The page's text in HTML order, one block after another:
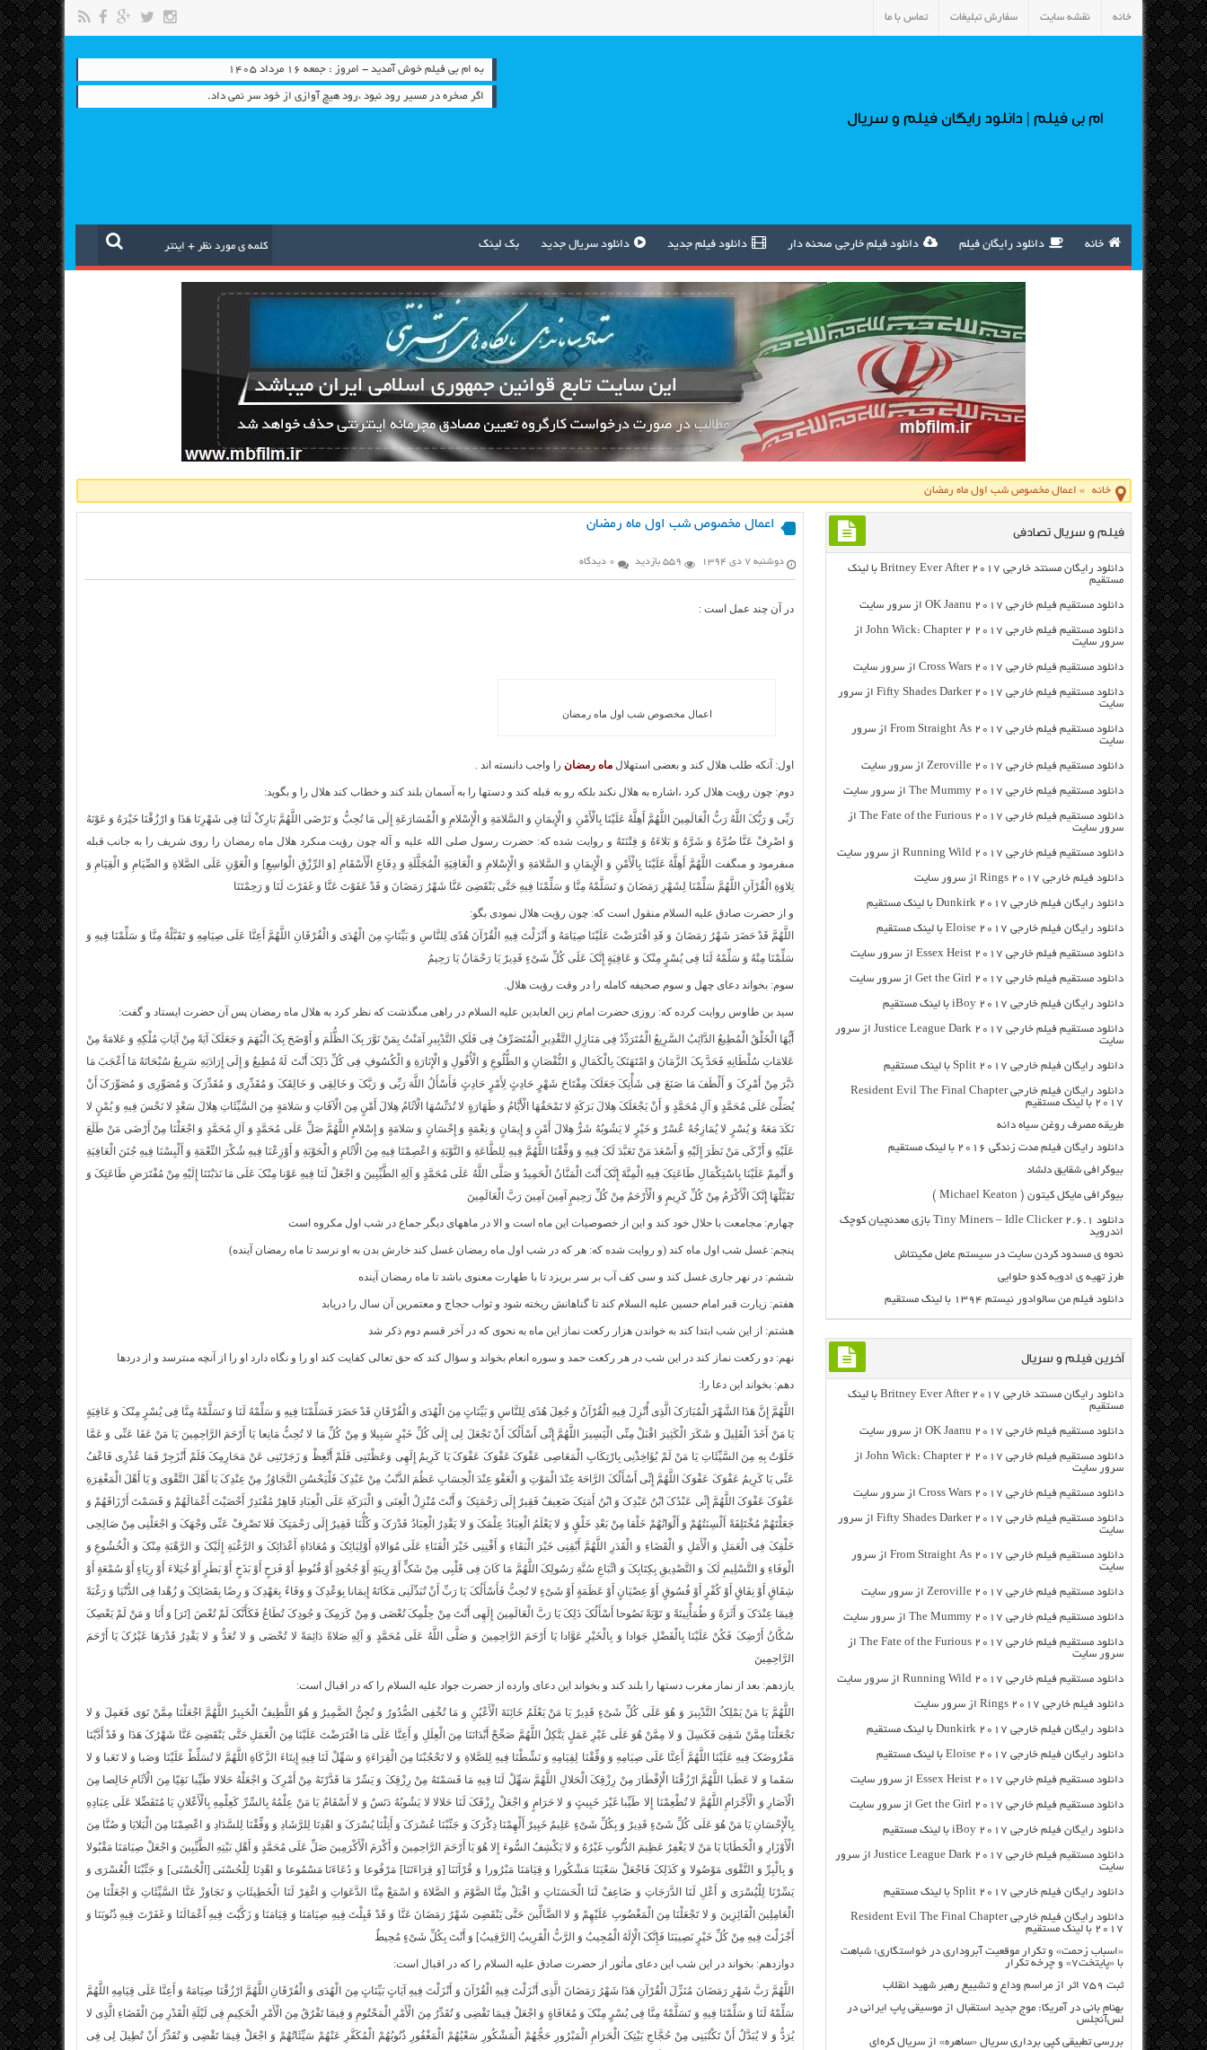
خانه نقشه سایت سفارش تبلیغات تماس با ما
ام بی فیلم | دانلود رایگان فیلم و سریال
به ام بی فیلم خوش آمدید - امروز : جمعه ۱۶ مرداد ۱۴۰۵
اگر صخره در مسیر رود نبود ،رود هیچ آوازی از خود سر نمی داد.
خانه دانلود رایگان فیلم دانلود فیلم خارجی صحنه دار دانلود فیلم جدید دانلود سریال جدید بک لینک
خانه » اعمال مخصوص شب اول ماه رمضان
اعمال مخصوص شب اول ماه رمضان
دوشنبه ۷ دی ۱۳۹۴ 559 بازدید 0 دیدگاه
در آن چند عمل است :
اعمال مخصوص شب اول ماه رمضان
اول: آنکه طلب هلال کند و بعضى استهلال ماه رمضانرا واجب دانسته ‏اند .
دوم: چون رؤیت هلال کرد ،اشاره به هلال نکند بلکه رو به قبله کند و دستها را به آسمان بلند کند و خطاب کند هلال را و بگوید:
رَبِّی وَ رَبُّکَ اللَّهُ رَبُّ الْعَالَمِینَ اللَّهُمَّ أَهِلَّهُ عَلَیْنَا بِالْأَمْنِ وَ الْإِیمَانِ وَ السَّلامَةِ وَ الْإِسْلامِ وَ الْمُسَارَعَةِ إِلَى مَا تُحِبُّ وَ تَرْضَى اللَّهُمَّ بَارِکْ لَنَا فِی شَهْرِنَا هَذَا وَ ارْزُقْنَا خَیْرَهُ وَ عَوْنَهُ
وَ اصْرِفْ عَنَّا ضُرَّهُ وَ شَرَّهُ وَ بَلاءَهُ وَ فِتْنَتَهُ و روایت شده که: حضرت رسول صلى الله علیه و آله چون رؤیت مى‏کرد هلال ماه رمضان را روى شریف را به جانب قبله
مى‏فرمود و مى‏گفت اللَّهُمَّ أَهِلَّهُ عَلَیْنَا بِالْأَمْنِ وَ الْإِیمَانِ وَ السَّلامَةِ وَ الْإِسْلامِ وَ الْعَافِیَةِ الْمُجَلَّلَةِ وَ دِفَاعِ الْأَسْقَامِ [وَ الرِّزْقِ الْوَاسِعِ‏] وَ الْعَوْنِ عَلَى الصَّلاةِ وَ الصِّیَامِ وَ الْقِیَامِ وَ
تِلاوَةِ الْقُرْآنِ اللَّهُمَّ سَلِّمْنَا لِشَهْرِ رَمَضَانَ وَ تَسَلَّمْهُ مِنَّا وَ سَلِّمْنَا فِیهِ حَتَّى یَنْقَضِیَ عَنَّا شَهْرُ رَمَضَانَ وَ قَدْ عَفَوْتَ عَنَّا وَ غَفَرْتَ لَنَا وَ رَحِمْتَنَا
و از حضرت صادق علیه السلام منقول است که: چون رؤیت هلال نمودى بگو:
اللَّهُمَّ قَدْ حَضَرَ شَهْرُ رَمَضَانَ وَ قَدِ افْتَرَضْتَ عَلَیْنَا صِیَامَهُ وَ أَنْزَلْتَ فِیهِ الْقُرْآنَ هُدًى لِلنَّاسِ وَ بَیِّنَاتٍ مِنَ الْهُدَى وَ الْفُرْقَانِ اللَّهُمَّ أَعِنَّا عَلَى صِیَامِهِ وَ تَقَبَّلْهُ مِنَّا وَ سَلِّمْنَا فِیهِ وَ
سَلِّمْنَا مِنْهُ وَ سَلِّمْهُ لَنَا فِی یُسْرٍ مِنْکَ وَ عَافِیَةٍ إِنَّکَ عَلَى کُلِّ شَیْ‏ءٍ قَدِیرٌ یَا رَحْمَانُ یَا رَحِیمُ
سوم: بخواند دعاى چهل و سوم صحیفه کامله را در وقت رؤیت هلال.
سید بن طاوس روایت کرده که: روزى حضرت امام زین العابدین علیه السلام در راهى مى‏گذشت که نظر کرد به هلال ماه رمضان پس آن حضرت ایستاد و گفت:
أَیُّهَا الْخَلْقُ الْمُطِیعُ الدَّائِبُ السَّرِیعُ الْمُتَرَدِّدُ فِی مَنَازِلِ التَّقْدِیرِ الْمُتَصَرِّفُ فِی فَلَکِ التَّدْبِیرِ آمَنْتُ بِمَنْ نَوَّرَ بِکَ الظُّلَمَ وَ أَوْضَحَ بِکَ الْبُهَمَ وَ جَعَلَکَ آیَةً مِنْ آیَاتِ مُلْکِهِ وَ عَلامَةً مِنْ
عَلامَاتِ سُلْطَانِهِ فَحَدَّ بِکَ الزَّمَانَ وَ امْتَهَنَکَ بِالْکَمَالِ وَ النُّقْصَانِ وَ الطُّلُوعِ وَ الْأُفُولِ وَ الْإِنَارَةِ وَ الْکُسُوفِ فِی کُلِّ ذَلِکَ أَنْتَ لَهُ مُطِیعٌ وَ إِلَى إِرَادَتِهِ سَرِیعٌ سُبْحَانَهُ مَا أَعْجَبَ مَا
دَبَّرَ مِنْ أَمْرِکَ وَ أَلْطَفَ مَا صَنَعَ فِی شَأْنِکَ جَعَلَکَ مِفْتَاحَ شَهْرٍ حَادِثٍ لِأَمْرٍ حَادِثٍ فَأَسْأَلُ اللَّهَ رَبِّی وَ رَبَّکَ وَ خَالِقِی وَ خَالِقَکَ وَ مُقَدِّرِی وَ مُقَدِّرَکَ وَ مُصَوِّرِی وَ مُصَوِّرَکَ أَنْ
یُصَلِّیَ عَلَى مُحَمَّدٍ وَ آلِ مُحَمَّدٍ وَ أَنْ یَجْعَلَکَ هِلالَ بَرَکَةٍ لا تَمْحَقُهَا الْأَیَّامُ وَ طَهَارَةٍ لا تُدَنِّسُهَا الْآثَامُ هِلالَ أَمْنٍ مِنَ الْآفَاتِ وَ سَلامَةٍ مِنَ السَّیِّئَاتِ هِلالَ سَعْدٍ لا نَحْسَ فِیهِ وَ یُمْنٍ لا
نَکَدَ مَعَهُ وَ یُسْرٍ لا یُمَازِجُهُ عُسْرٌ وَ خَیْرٍ لا یَشُوبُهُ شَرٌّ هِلالَ أَمْنٍ وَ إِیمَانٍ وَ نِعْمَةٍ وَ إِحْسَانٍ وَ سَلامَةٍ وَ إِسْلامٍ اللَّهُمَّ صَلِّ عَلَى مُحَمَّدٍ وَ آلِ مُحَمَّدٍ وَ اجْعَلْنَا مِنْ أَرْضَى مَنْ طَلَعَ
عَلَیْهِ وَ أَزْکَى مَنْ نَظَرَ إِلَیْهِ وَ أَسْعَدَ مَنْ تَعَبَّدَ لَکَ فِیهِ وَ وَفِّقْنَا اللَّهُمَّ فِیهِ لِلطَّاعَةِ وَ التَّوْبَةِ وَ اعْصِمْنَا فِیهِ مِنَ الْآثَامِ وَ الْحَوْبَةِ وَ أَوْزِعْنَا فِیهِ شُکْرَ النِّعْمَةِ وَ أَلْبِسْنَا فِیهِ جُنَنَ الْعَافِیَةِ
وَ أَتْمِمْ عَلَیْنَا بِاسْتِکْمَالِ طَاعَتِکَ فِیهِ الْمِنَّةَ إِنَّکَ أَنْتَ الْمَنَّانُ الْحَمِیدُ وَ صَلَّى اللَّهُ عَلَى مُحَمَّدٍ وَ آلِهِ الطَّیِّبِینَ وَ اجْعَلْ لَنَا فِیهِ عَوْنا مِنْکَ عَلَى مَا نَدَبْتَنَا إِلَیْهِ مِنْ مُفْتَرَضِ طَاعَتِکَ وَ
تَقَبَّلْهَا إِنَّکَ الْأَکْرَمُ مِنْ کُلِّ کَرِیمٍ وَ الْأَرْحَمُ مِنْ کُلِّ رَحِیمٍ آمِینَ آمِینَ رَبَّ الْعَالَمِینَ
چهارم: مجامعت با حلال خود کند و این از خصوصیات این ماه است و الا در ماه‏هاى دیگر جماع در شب اول مکروه است
پنجم: غسل شب اول ماه کند (و روایت شده که: هر که در شب اول ماه رمضان غسل کند خارش بدن به او نرسد تا ماه رمضان آینده)
ششم: در نهر جارى غسل کند و سى کف آب بر سر بریزد تا با طهارت معنوى باشد تا ماه رمضان آینده
هفتم: زیارت قبر امام حسین علیه السلام کند تا گناهانش ریخته شود و ثواب حجاج و معتمرین آن سال را دریابد
هشتم: از این شب ابتدا کند به خواندن هزار رکعت نماز این ماه به نحوى که در آخر قسم دوم ذکر شد
نهم: دو رکعت نماز کند در این شب در هر رکعت حمد و سوره انعام بخواند و سؤال کند که حق تعالى کفایت کند او را و نگاه دارد او را از آنچه مى‏ترسد و از دردها
دهم: بخواند این دعا را:
اللَّهُمَّ إِنَّ هَذَا الشَّهْرَ الْمُبَارَکَ الَّذِی أُنْزِلَ فِیهِ الْقُرْآنُ وَ جُعِلَ هُدًى لِلنَّاسِ وَ بَیِّنَاتٍ مِنَ الْهُدَى وَ الْفُرْقَانِ قَدْ حَضَرَ فَسَلِّمْنَا فِیهِ وَ سَلِّمْهُ لَنَا وَ تَسَلَّمْهُ مِنَّا فِی یُسْرٍ مِنْکَ وَ عَافِیَةٍ
یَا مَنْ أَخَذَ الْقَلِیلَ وَ شَکَرَ الْکَثِیرَ اقْبَلْ مِنِّی الْیَسِیرَ اللَّهُمَّ إِنِّی أَسْأَلُکَ أَنْ تَجْعَلَ لِی إِلَى کُلِّ خَیْرٍ سَبِیلا وَ مِنْ کُلِّ مَا لا تُحِبُّ مَانِعا یَا أَرْحَمَ الرَّاحِمِینَ یَا مَنْ عَفَا عَنِّی وَ عَمَّا
خَلَوْتُ بِهِ مِنَ السَّیِّئَاتِ یَا مَنْ لَمْ یُؤَاخِذْنِی بِارْتِکَابِ الْمَعَاصِی عَفْوَکَ عَفْوَکَ عَفْوَکَ یَا کَرِیمُ إِلَهِی وَعَظْتَنِی فَلَمْ أَتَّعِظْ وَ زَجَرْتَنِی عَنْ مَحَارِمِکَ فَلَمْ أَنْزَجِرْ فَمَا عُذْرِی فَاعْفُ
عَنِّی یَا کَرِیمُ عَفْوَکَ عَفْوَکَ اللَّهُمَّ إِنِّی أَسْأَلُکَ الرَّاحَةَ عِنْدَ الْمَوْتِ وَ الْعَفْوَ عِنْدَ الْحِسَابِ عَظُمَ الذَّنْبُ مِنْ عَبْدِکَ فَلْیَحْسُنِ التَّجَاوُزُ مِنْ عِنْدِکَ یَا أَهْلَ التَّقْوَى وَ یَا أَهْلَ الْمَغْفِرَةِ
عَفْوَکَ عَفْوَکَ اللَّهُمَّ إِنِّی عَبْدُکَ ابْنُ عَبْدِکَ وَ ابْنُ أَمَتِکَ ضَعِیفٌ فَقِیرٌ إِلَى رَحْمَتِکَ وَ أَنْتَ مُنْزِلُ الْغِنَى وَ الْبَرَکَةِ عَلَى الْعِبَادِ قَاهِرٌ مُقْتَدِرٌ أَحْصَیْتَ أَعْمَالَهُمْ وَ قَسَمْتَ أَرْزَاقَهُمْ وَ
جَعَلْتَهُمْ مُخْتَلِفَةً أَلْسِنَتُهُمْ وَ أَلْوَانُهُمْ خَلْقا مِنْ بَعْدِ خَلْقٍ وَ لا یَعْلَمُ الْعِبَادُ عِلْمَکَ وَ لا یَقْدِرُ الْعِبَادُ قَدْرَکَ وَ کُلُّنَا فَقِیرٌ إِلَى رَحْمَتِکَ فَلا تَصْرِفْ عَنِّی وَجْهَکَ وَ اجْعَلْنِی مِنْ صَالِحِی
خَلْقِکَ فِی الْعَمَلِ وَ الْأَمَلِ وَ الْقَضَاءِ وَ الْقَدَرِ اللَّهُمَّ أَبْقِنِی خَیْرَ الْبَقَاءِ وَ أَفْنِنِی خَیْرَ الْفَنَاءِ عَلَى مُوَالاةِ أَوْلِیَائِکَ وَ مُعَادَاةِ أَعْدَائِکَ وَ الرَّغْبَةِ إِلَیْکَ وَ الرَّهْبَةِ مِنْکَ وَ الْخُشُوعِ وَ
الْوَفَاءِ وَ التَّسْلِیمِ لَکَ وَ التَّصْدِیقِ بِکِتَابِکَ وَ اتِّبَاعِ سُنَّةِ رَسُولِکَ اللَّهُمَّ مَا کَانَ فِی قَلْبِی مِنْ شَکٍّ أَوْ رِیبَةٍ أَوْ جُحُودٍ أَوْ قُنُوطٍ أَوْ فَرَحٍ أَوْ بَذَخٍ أَوْ بَطَرٍ أَوْ خُیَلاءَ أَوْ رِیَاءٍ أَوْ سُمْعَةٍ أَوْ
شِقَاقٍ أَوْ نِفَاقٍ أَوْ کُفْرٍ أَوْ فُسُوقٍ أَوْ عِصْیَانٍ أَوْ عَظَمَةٍ أَوْ شَیْ‏ءٍ لا تُحِبُّ فَأَسْأَلُکَ یَا رَبِّ أَنْ تُبَدِّلَنِی مَکَانَهُ إِیمَانا بِوَعْدِکَ وَ وَفَاءً بِعَهْدِکَ وَ رِضًا بِقَضَائِکَ وَ زُهْدا فِی الدُّنْیَا وَ رَغْبَةً
فِیمَا عِنْدَکَ وَ أَثَرَةً وَ طُمَأْنِینَةً وَ تَوْبَةً نَصُوحا أَسْأَلُکَ ذَلِکَ یَا رَبَّ الْعَالَمِینَ إِلَهِی أَنْتَ مِنْ حِلْمِکَ تُعْصَى وَ مِنْ کَرَمِکَ وَ جُودِکَ تُطَاعُ فَکَأَنَّکَ لَمْ تُعْصَ [تَرَ] وَ أَنَا وَ مَنْ لَمْ یَعْصِکَ
سُکَّانُ أَرْضِکَ فَکُنْ عَلَیْنَا بِالْفَضْلِ جَوَادا وَ بِالْخَیْرِ عَوَّادا یَا أَرْحَمَ الرَّاحِمِینَ وَ صَلَّى اللَّهُ عَلَى مُحَمَّدٍ وَ آلِهِ صَلاةً دَائِمَةً لا تُحْصَى وَ لا تُعَدُّ وَ لا یَقْدِرُ قَدْرَهَا غَیْرُکَ یَا أَرْحَمَ
الرَّاحِمِینَ
یازدهم: بعد از نماز مغرب دستها را بلند کند و بخواند این دعاى وارده از حضرت جواد علیه السلام را که در اقبال است:
اللَّهُمَّ یَا مَنْ یَمْلِکُ التَّدْبِیرَ وَ هُوَ عَلَى کُلِّ شَیْ‏ءٍ قَدِیرٌ یَا مَنْ یَعْلَمُ خَائِنَةَ الْأَعْیُنِ وَ مَا تُخْفِی الصُّدُورُ وَ تُجِنُّ الضَّمِیرُ وَ هُوَ اللَّطِیفُ الْخَبِیرُ اللَّهُمَّ اجْعَلْنَا مِمَّنْ نَوَى فَعَمِلَ وَ لا
تَجْعَلْنَا مِمَّنْ شَقِیَ فَکَسِلَ وَ لا مِمَّنْ هُوَ عَلَى غَیْرِ عَمَلٍ یَتَّکِلُ اللَّهُمَّ صَحِّحْ أَبْدَانَنَا مِنَ الْعِلَلِ وَ أَعِنَّا عَلَى مَا افْتَرَضْتَ عَلَیْنَا مِنَ الْعَمَلِ حَتَّى یَنْقَضِیَ عَنَّا شَهْرُکَ هَذَا وَ قَدْ أَدَّیْنَا
مَفْرُوضَکَ فِیهِ عَلَیْنَا اللَّهُمَّ أَعِنَّا عَلَى صِیَامِهِ وَ وَفِّقْنَا لِقِیَامِهِ وَ نَشِّطْنَا فِیهِ لِلصَّلاةِ وَ لا تَحْجُبْنَا مِنَ الْقِرَاءَةِ وَ سَهِّلْ لَنَا فِیهِ إِیتَاءَ الزَّکَاةِ اللَّهُمَّ لا تُسَلِّطْ عَلَیْنَا وَصَبا وَ لا تَعَبا وَ لا
سَقَما وَ لا عَطَبا اللَّهُمَّ ارْزُقْنَا الْإِفْطَارَ مِنْ رِزْقِکَ الْحَلالِ اللَّهُمَّ سَهِّلْ لَنَا فِیهِ مَا قَسَمْتَهُ مِنْ رِزْقِکَ وَ یَسِّرْ مَا قَدَّرْتَهُ مِنْ أَمْرِکَ وَ اجْعَلْهُ حَلالا طَیِّبا نَقِیّا مِنَ الْآثَامِ خَالِصا مِنَ
الْآصَارِ وَ الْأَجْرَامِ اللَّهُمَّ لا تُطْعِمْنَا إِلا طَیِّبا غَیْرَ خَبِیثٍ وَ لا حَرَامٍ وَ اجْعَلْ رِزْقَکَ لَنَا حَلالا لا یَشُوبُهُ دَنَسٌ وَ لا أَسْقَامٌ یَا مَنْ عِلْمُهُ بِالسِّرِّ کَعِلْمِهِ بِالْأَعْلانِ یَا مُتَفَضِّلا عَلَى عِبَادِهِ
بِالْإِحْسَانِ یَا مَنْ هُوَ عَلَى کُلِّ شَیْ‏ءٍ قَدِیرٌ وَ بِکُلِّ شَیْ‏ءٍ عَلِیمٌ خَبِیرٌ أَلْهِمْنَا ذِکْرَکَ وَ جَنِّبْنَا عُسْرَکَ وَ أَنِلْنَا یُسْرَکَ وَ اهْدِنَا لِلرَّشَادِ وَ وَفِّقْنَا لِلسَّدَادِ وَ اعْصِمْنَا مِنَ الْبَلایَا وَ صُنَّا مِنَ
الْأَوْزَارِ وَ الْخَطَایَا یَا مَنْ لا یَغْفِرُ عَظِیمَ الذُّنُوبِ غَیْرُهُ وَ لا یَکْشِفُ السُّوءَ إِلا هُوَ یَا أَرْحَمَ الرَّاحِمِینَ وَ أَکْرَمَ الْأَکْرَمِینَ صَلِّ عَلَى مُحَمَّدٍ وَ أَهْلِ بَیْتِهِ الطَّیِّبِینَ وَ اجْعَلْ صِیَامَنَا مَقْبُولا
وَ بِالْبِرِّ وَ التَّقْوَى مَوْصُولا وَ کَذَلِکَ فَاجْعَلْ سَعْیَنَا مَشْکُورا وَ قِیَامَنَا مَبْرُورا وَ قُرْآنَنَا [وَ قِرَاءَتَنَا] مَرْفُوعا وَ دُعَاءَنَا مَسْمُوعا وَ اهْدِنَا لِلْحُسْنَى [الْحُسْنَى‏] وَ جَنِّبْنَا الْعُسْرَى وَ
یَسِّرْنَا لِلْیُسْرَى وَ أَعْلِ لَنَا الدَّرَجَاتِ وَ ضَاعِفْ لَنَا الْحَسَنَاتِ وَ اقْبَلْ مِنَّا الصَّوْمَ وَ الصَّلاةَ وَ اسْمَعْ مِنَّا الدَّعَوَاتِ وَ اغْفِرْ لَنَا الْخَطِیئَاتِ وَ تَجَاوَزْ عَنَّا السَّیِّئَاتِ وَ اجْعَلْنَا مِنَ
الْعَامِلِینَ الْفَائِزِینَ وَ لا تَجْعَلْنَا مِنَ الْمَغْضُوبِ عَلَیْهِمْ وَ لا الضَّالِّینَ حَتَّى یَنْقَضِیَ شَهْرُ رَمَضَانَ عَنَّا وَ قَدْ قَبِلْتَ فِیهِ صِیَامَنَا وَ قِیَامَنَا وَ زَکَّیْتَ فِیهِ أَعْمَالَنَا وَ غَفَرْتَ فِیهِ ذُنُوبَنَا وَ
أَجْزَلْتَ فِیهِ مِنْ کُلِّ خَیْرٍ نَصِیبَنَا فَإِنَّکَ الْإِلَهُ الْمُجِیبُ وَ الرَّبُّ الْقَرِیبُ [الرَّقِیبُ‏] وَ أَنْتَ بِکُلِّ شَیْ‏ءٍ مُحِیطٌ
دوازدهم: بخواند در این شب این دعاى مأثور از حضرت صادق علیه السلام را که در اقبال است:
اللَّهُمَّ رَبَّ شَهْرِ رَمَضَانَ مُنَزِّلَ الْقُرْآنِ هَذَا شَهْرُ رَمَضَانَ الَّذِی أَنْزَلْتَ فِیهِ الْقُرْآنَ وَ أَنْزَلْتَ فِیهِ آیَاتٍ بَیِّنَاتٍ مِنَ الْهُدَى وَ الْفُرْقَانِ اللَّهُمَّ ارْزُقْنَا صِیَامَهُ وَ أَعِنَّا عَلَى قِیَامِهِ اللَّهُمَّ
سَلِّمْهُ لَنَا وَ سَلِّمْنَا فِیهِ وَ تَسَلَّمْهُ مِنَّا فِی یُسْرٍ مِنْکَ وَ مُعَافَاةٍ وَ اجْعَلْ فِیمَا تَقْضِی وَ تُقَدِّرُ مِنَ الْأَمْرِ الْمَحْتُومِ وَ فِیمَا تَفْرُقُ مِنَ الْأَمْرِ الْحَکِیمِ فِی لَیْلَةِ الْقَدْرِ مِنَ الْقَضَاءِ الَّذِی لا
یُرَدُّ وَ لا یُبَدَّلُ أَنْ تَکْتُبَنِی مِنْ حُجَّاجِ بَیْتِکَ الْحَرَامِ الْمَبْرُورِ حَجُّهُمْ الْمَشْکُورِ سَعْیُهُمْ الْمَغْفُورِ ذُنُوبُهُمْ الْمُکَفَّرِ عَنْهُمْ سَیِّئَاتُهُمْ وَ اجْعَلْ فِیمَا تَقْضِی وَ تُقَدِّرُ أَنْ تُطِیلَ لِی فِی
فیلم و سریال تصادفی
دانلود رایگان مسنتد خارجی Britney Ever After 2017 با لینک
مستقیم
دانلود مستقیم فیلم خارجی OK Jaanu 2017 از سرور سایت
دانلود مستقیم فیلم خارجی John Wick: Chapter 2 2017 از
سرور سایت
دانلود مستقیم فیلم خارجی Cross Wars 2017 از سرور سایت
دانلود مستقیم فیلم خارجی Fifty Shades Darker 2017 از سرور
سایت
دانلود مستقیم فیلم خارجی From Straight As 2017 از سرور
سایت
دانلود مستقیم فیلم خارجی Zeroville 2017 از سرور سایت
دانلود مستقیم فیلم خارجی The Mummy 2017 از سرور سایت
دانلود مستقیم فیلم خارجی The Fate of the Furious 2017 از
سرور سایت
دانلود مستقیم فیلم خارجی Running Wild 2017 از سرور سایت
دانلود فیلم خارجی Rings 2017 از سرور سایت
دانلود رایگان فیلم خارجی Dunkirk 2017 با لینک مستقیم
دانلود رایگان فیلم خارجی Eloise 2017 با لینک مستقیم
دانلود مستقیم فیلم خارجی Essex Heist 2017 از سرور سایت
دانلود مستقیم فیلم خارجی Get the Girl 2017 از سرور سایت
دانلود رایگان فیلم خارجی iBoy 2017 با لینک مستقیم
دانلود مستقیم فیلم خارجی Justice League Dark 2017 از سرور
سایت
دانلود رایگان فیلم خارجی Split 2017 با لینک مستقیم
دانلود رایگان فیلم خارجی Resident Evil The Final Chapter
2017 با لینک مستقیم
طریقه مصرف روغن سیاه دانه
دانلود رایگان فیلم مدت زندگی ۲۰۱۶ با لینک مستقیم
بیوگرافی شقایق دلشاد
بیوگرافی مایکل کیتون ( Michael Keaton )
دانلود Tiny Miners – Idle Clicker 2.6.1 بازی معدنچیان کوچک
اندروید
نحوه ی مسدود کردن سایت در سیستم عامل مکینتاش
طرز تهیه ی ادویه کدو حلوایی
دانلود فیلم من سالوادور نیستم ۱۳۹۴ با لینک مستقیم
آخرین فیلم و سریال
دانلود رایگان مسنتد خارجی Britney Ever After 2017 با لینک
مستقیم
دانلود مستقیم فیلم خارجی OK Jaanu 2017 از سرور سایت
دانلود مستقیم فیلم خارجی John Wick: Chapter 2 2017 از
سرور سایت
دانلود مستقیم فیلم خارجی Cross Wars 2017 از سرور سایت
دانلود مستقیم فیلم خارجی Fifty Shades Darker 2017 از سرور
سایت
دانلود مستقیم فیلم خارجی From Straight As 2017 از سرور
سایت
دانلود مستقیم فیلم خارجی Zeroville 2017 از سرور سایت
دانلود مستقیم فیلم خارجی The Mummy 2017 از سرور سایت
دانلود مستقیم فیلم خارجی The Fate of the Furious 2017 از
سرور سایت
دانلود مستقیم فیلم خارجی Running Wild 2017 از سرور سایت
دانلود فیلم خارجی Rings 2017 از سرور سایت
دانلود رایگان فیلم خارجی Dunkirk 2017 با لینک مستقیم
دانلود رایگان فیلم خارجی Eloise 2017 با لینک مستقیم
دانلود مستقیم فیلم خارجی Essex Heist 2017 از سرور سایت
دانلود مستقیم فیلم خارجی Get the Girl 2017 از سرور سایت
دانلود رایگان فیلم خارجی iBoy 2017 با لینک مستقیم
دانلود مستقیم فیلم خارجی Justice League Dark 2017 از سرور
سایت
دانلود رایگان فیلم خارجی Split 2017 با لینک مستقیم
دانلود رایگان فیلم خارجی Resident Evil The Final Chapter
2017 با لینک مستقیم
«اسباب زحمت» و تکرار موقعیت آبروداری در خواستگاری؛ شباهت
با «پایتخت۷» و چرخه تکرار
ثبت ۷۵۹ اثر از مراسم وداع و تشییع رهبر شهید انقلاب
بهنام بانی در آمریکا: موج جدید استقبال از موسیقی پاپ ایرانی در
لس‌آنجلس
بررسی تطبیقی کپی برداری سریال «ساهره» از سریال کره‌ای